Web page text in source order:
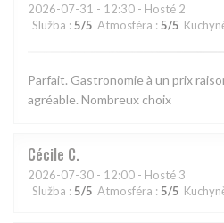
2026-07-31 - 12:30 - Hosté 2
Služba : 5/5 Atmosféra : 5/5
Parfait. Gastronomie à un prix
agréable. Nombreux choix
Cécile C
2026-07-30 - 12:00 - Hosté 3
Služba : 5/5 Atmosféra : 5/5